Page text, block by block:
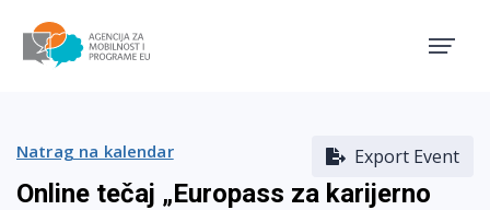
Export Event
Natrag na kalendar
Online tečaj „Europass za karijerno